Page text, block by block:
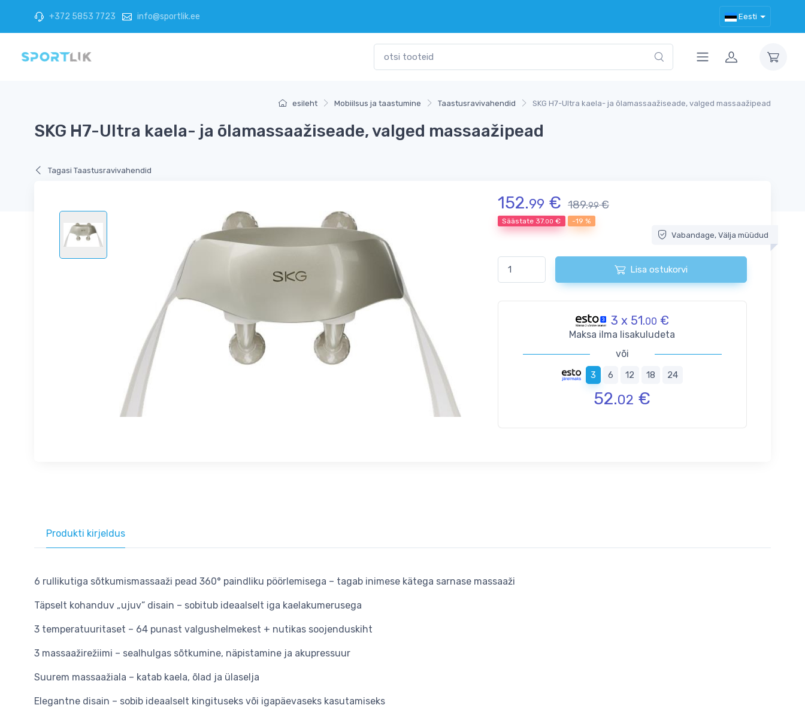
+372 5853 7723 info@sportlik.ee Eesti
esileht Mobiilsus ja taastumine Taastusravivahendid SKG H7-Ultra kaela- ja õlamassaažiseade, valged massaažipead
SKG H7-Ultra kaela- ja õlamassaažiseade, valged massaažipead
Tagasi Taastusravivahendid
152.99 € 189.99€
Säästate 37.00 € -19 %
Vabandage, Välja müüdud
Lisa ostukorvi
3 x 51.00 €
Maksa ilma lisakuludeta
või
3 6 12 18 24
52.02 €
Produkti kirjeldus
6 rullikutiga sõtkumismassaaži pead 360° paindliku pöörlemisega – tagab inimese kätega sarnase massaaži
Täpselt kohanduv „ujuv“ disain – sobitub ideaalselt iga kaelakumerusega
3 temperatuuritaset – 64 punast valgushelmekest + nutikas soojenduskiht
3 massaažirežiimi – sealhulgas sõtkumine, näpistamine ja akupressuur
Suurem massaažiala – katab kaela, õlad ja ülaselja
Elegantne disain – sobib ideaalselt kingituseks või igapäevaseks kasutamiseks